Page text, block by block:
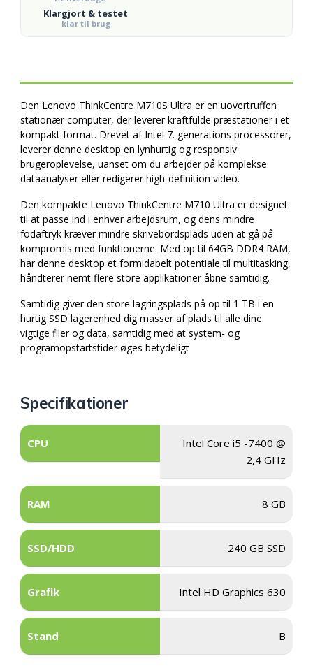
Klargjort & testet
klar til brug
Den Lenovo ThinkCentre M710S Ultra er en uovertruffen
stationær computer, der leverer kraftfulde præstationer i et
kompakt format. Drevet af Intel 7. generations processorer,
leverer denne desktop en lynhurtig og responsiv
brugeroplevelse, uanset om du arbejder på komplekse
dataanalyser eller redigerer high-definition video.
Den kompakte Lenovo ThinkCentre M710 Ultra er designet
til at passe ind i enhver arbejdsrum, og dens mindre
fodaftryk kræver mindre skrivebordsplads uden at gå på
kompromis med funktionerne. Med op til 64GB DDR4 RAM,
har denne desktop et formidabelt potentiale til multitasking,
håndterer nemt flere store applikationer åbne samtidig.
Samtidig giver den store lagringsplads på op til 1 TB i en
hurtig SSD lagerenhed dig masser af plads til alle dine
vigtige filer og data, samtidig med at system- og
programopstartstider øges betydeligt
Specifikationer
CPU
Intel Core i5 -7400 @
2,4 GHz
RAM 8 GB
SSD/HDD 240 GB SSD
Grafik Intel HD Graphics 630
Stand B